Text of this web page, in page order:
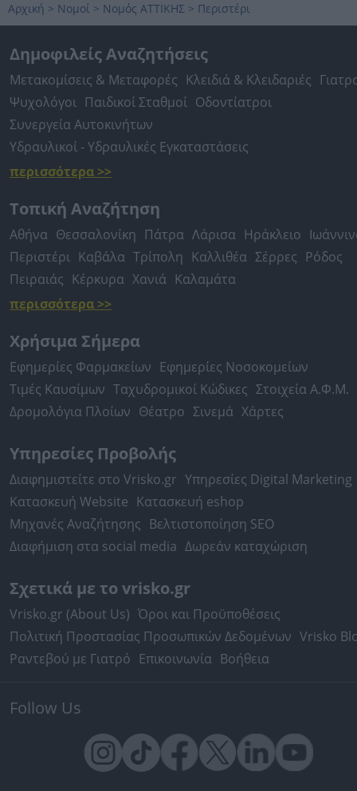
Αρχική > Νομοί > Νομός ΑΤΤΙΚΗΣ > Περιστέρι
Δημοφιλείς Αναζητήσεις
Μετακομίσεις & Μεταφορές Κλειδιά & Κλειδαριές
Ψυχολόγοι Παιδικοί Σταθμοί Οδοντίατροι
Συνεργεία Αυτοκινήτων
Υδραυλικοί - Υδραυλικές Εγκαταστάσεις
περισσότερα >>
Τοπική Αναζήτηση
Αθήνα Θεσσαλονίκη Πάτρα Λάρισα Ηράκλειο
Περιστέρι Καβάλα Τρίπολη Καλλιθέα Σέρρες Ρόδος
Πειραιάς Κέρκυρα Χανιά Καλαμάτα
περισσότερα >>
Χρήσιμα Σήμερα
Εφημερίες Φαρμακείων Εφημερίες Νοσοκομείων
Τιμές Καυσίμων Ταχυδρομικοί Κώδικες Στοιχεία Α.Φ.Μ.
Δρομολόγια Πλοίων Θέατρο Σινεμά Χάρτες
Υπηρεσίες Προβολής
Διαφημιστείτε στο Vrisko.gr Υπηρεσίες Digital Marketing
Κατασκευή Website Κατασκευή eshop
Μηχανές Αναζήτησης Βελτιστοποίηση SEO
Διαφήμιση στα social media Δωρεάν καταχώριση
Σχετικά με το vrisko.gr
Vrisko.gr (About Us) Όροι και Προϋποθέσεις
Πολιτική Προστασίας Προσωπικών Δεδομένων Vrisko
Ραντεβού με Γιατρό Επικοινωνία Βοήθεια
Follow Us